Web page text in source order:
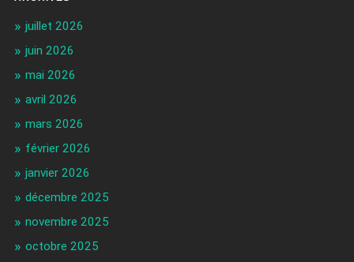
juillet 2026
juin 2026
mai 2026
avril 2026
mars 2026
février 2026
janvier 2026
décembre 2025
novembre 2025
octobre 2025